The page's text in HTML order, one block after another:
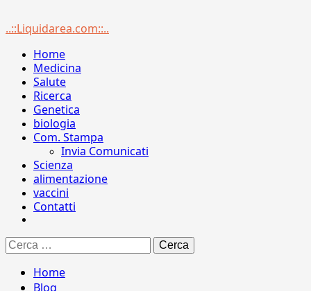
Menu
..::Liquidarea.com::..
Home
Medicina
Salute
Ricerca
Genetica
biologia
Com. Stampa
Invia Comunicati
Scienza
alimentazione
vaccini
Contatti
Ricerca
per:
Home
Blog